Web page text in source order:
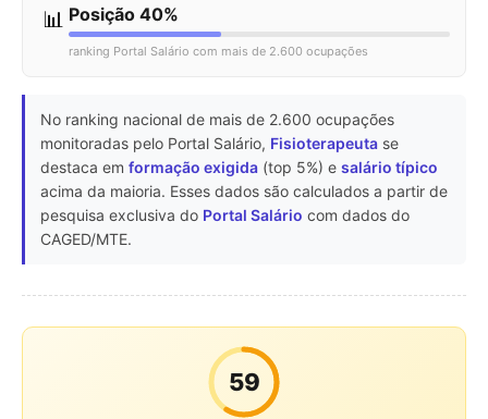
📊 Posição 40%
ranking Portal Salário com mais de 2.600 ocupações
No ranking nacional de mais de 2.600 ocupações
monitoradas pelo Portal Salário, Fisioterapeuta se
destaca em formação exigida (top 5%) e salário típico
acima da maioria. Esses dados são calculados a partir de
pesquisa exclusiva do Portal Salário com dados do
CAGED/MTE.
59